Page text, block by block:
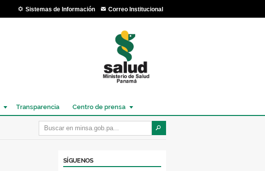
Sistemas de Información Correo Institucional
Transparencia Centro de prensa
SÍGUENOS